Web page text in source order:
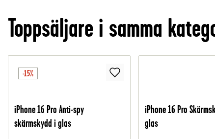
Toppsäljare i samma
-15%
iPhone 16 Pro Anti-spy
skärmskydd i glas
iPhone 16 Pro
glas